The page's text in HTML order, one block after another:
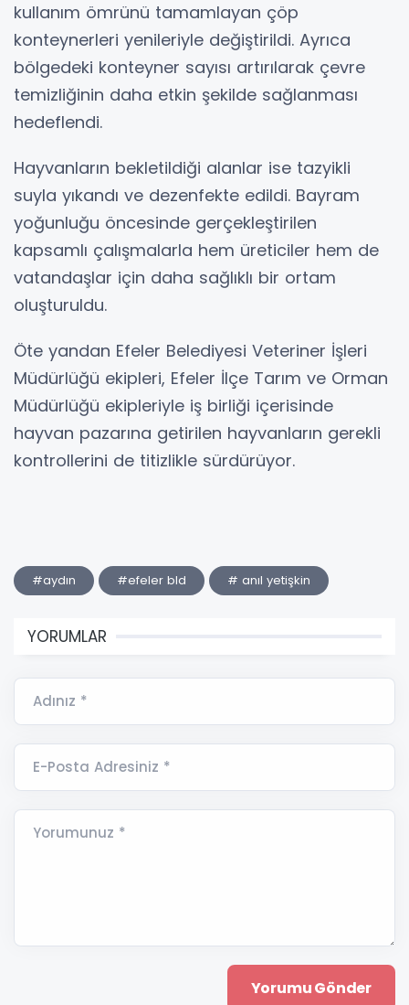
kullanım ömrünü tamamlayan çöp
konteynerleri yenileriyle değiştirildi. Ayrıca
bölgedeki konteyner sayısı artırılarak çevre
temizliğinin daha etkin şekilde sağlanması
hedeflendi.
Hayvanların bekletildiği alanlar ise tazyikli
suyla yıkandı ve dezenfekte edildi. Bayram
yoğunluğu öncesinde gerçekleştirilen
kapsamlı çalışmalarla hem üreticiler hem de
vatandaşlar için daha sağlıklı bir ortam
oluşturuldu.
Öte yandan Efeler Belediyesi Veteriner İşleri
Müdürlüğü ekipleri, Efeler İlçe Tarım ve Orman
Müdürlüğü ekipleriyle iş birliği içerisinde
hayvan pazarına getirilen hayvanların gerekli
kontrollerini de titizlikle sürdürüyor.
#aydın #efeler bld # anıl yetişkin
YORUMLAR
Adınız *
E-Posta Adresiniz *
Yorumunuz *